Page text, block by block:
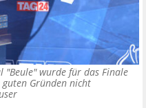
"Beule" wurde für das Finale
Gründen nicht